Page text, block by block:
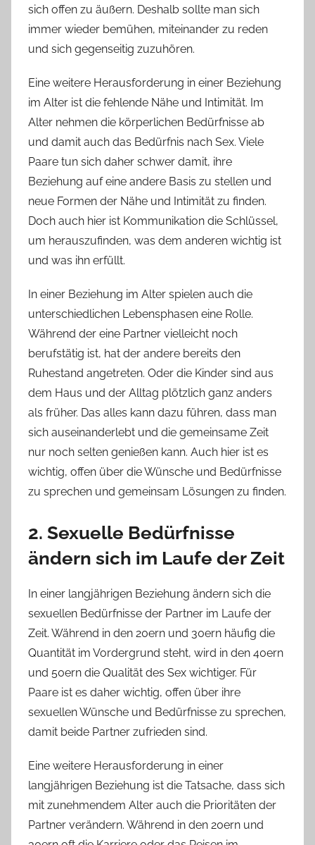
sich offen zu äußern. Deshalb sollte man sich
immer wieder bemühen, miteinander zu reden
und sich gegenseitig zuzuhören.
Eine weitere Herausforderung in einer Beziehung
im Alter ist die fehlende Nähe und Intimität. Im
Alter nehmen die körperlichen Bedürfnisse ab
und damit auch das Bedürfnis nach Sex. Viele
Paare tun sich daher schwer damit, ihre
Beziehung auf eine andere Basis zu stellen und
neue Formen der Nähe und Intimität zu finden.
Doch auch hier ist Kommunikation die Schlüssel,
um herauszufinden, was dem anderen wichtig ist
und was ihn erfüllt.
In einer Beziehung im Alter spielen auch die
unterschiedlichen Lebensphasen eine Rolle.
Während der eine Partner vielleicht noch
berufstätig ist, hat der andere bereits den
Ruhestand angetreten. Oder die Kinder sind aus
dem Haus und der Alltag plötzlich ganz anders
als früher. Das alles kann dazu führen, dass man
sich auseinanderlebt und die gemeinsame Zeit
nur noch selten genießen kann. Auch hier ist es
wichtig, offen über die Wünsche und Bedürfnisse
zu sprechen und gemeinsam Lösungen zu finden.
2. Sexuelle Bedürfnisse
ändern sich im Laufe der Zeit
In einer langjährigen Beziehung ändern sich die
sexuellen Bedürfnisse der Partner im Laufe der
Zeit. Während in den 20ern und 30ern häufig die
Quantität im Vordergrund steht, wird in den 40ern
und 50ern die Qualität des Sex wichtiger. Für
Paare ist es daher wichtig, offen über ihre
sexuellen Wünsche und Bedürfnisse zu sprechen,
damit beide Partner zufrieden sind.
Eine weitere Herausforderung in einer
langjährigen Beziehung ist die Tatsache, dass sich
mit zunehmendem Alter auch die Prioritäten der
Partner verändern. Während in den 20ern und